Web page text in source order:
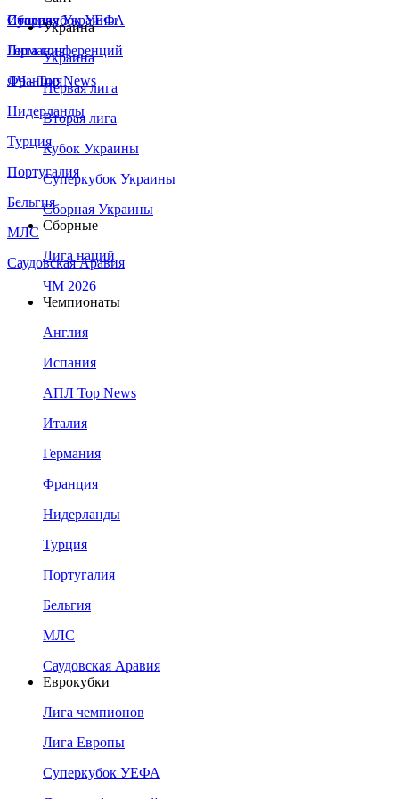
Сборная Украины
Италия
Германия
Франция
Нидерланды
Турция
Португалия
Бельгия
МЛС
Саудовская Аравия
Суперкубок УЕФА
Лига конференций
ЛЧ - Top News
Украина
Украина
Первая лига
Вторая лига
Кубок Украины
Суперкубок Украины
Сборная Украины
Сборные
Лига наций
ЧМ 2026
Чемпионаты
Англия
Испания
АПЛ Top News
Италия
Германия
Франция
Нидерланды
Турция
Португалия
Бельгия
МЛС
Саудовская Аравия
Еврокубки
Лига чемпионов
Лига Европы
Суперкубок УЕФА